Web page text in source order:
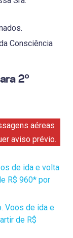
Consciência
2º
aéreas
aviso prévio.
de ida e volta
R$ 960* por
Voos de ida e
de R$